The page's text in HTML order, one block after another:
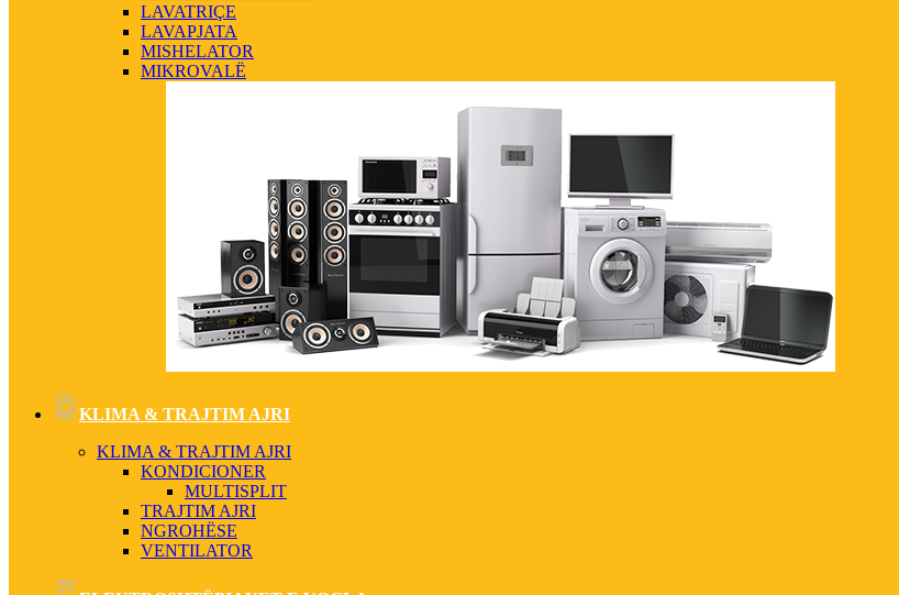
LAVATRIÇE
LAVAPJATA
MISHELATOR
MIKROVALË
KLIMA & TRAJTIM AJRI
KLIMA & TRAJTIM AJRI
KONDICIONER
MULTISPLIT
TRAJTIM AJRI
NGROHËSE
VENTILATOR